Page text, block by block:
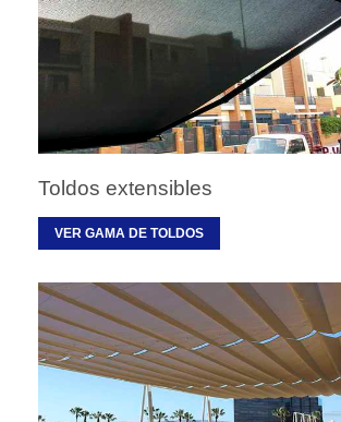
Toldos extensibles
VER GAMA DE TOLDOS